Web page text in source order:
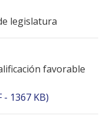
legislatura
favorable
- 1367 KB)